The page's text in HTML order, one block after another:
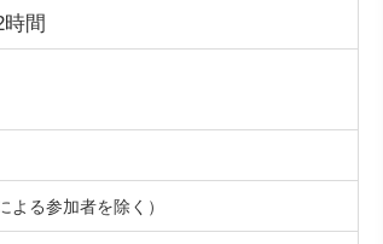
時間
よる参加者を除く）